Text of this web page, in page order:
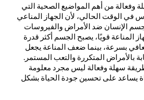
وفعالة من أهم المواضيع الصحية التي
في الوقت الحالي، لأن الجهاز المناعي
الإنسان ضد الأمراض والفيروسات
المناعة قويًا، يصبح الجسم أكثر قدرة
بسرعة، بينما ضعف المناعة يجعل
بالأمراض المتكررة والتعب المستمر.
سهلة وفعالة ليس مجرد معلومة
يساعد على تحسين جودة الحياة بشكل